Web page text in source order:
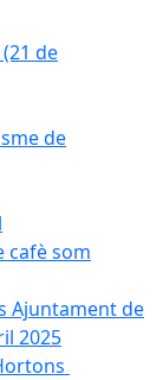
de
de
cafè som
Ajuntament de
2025